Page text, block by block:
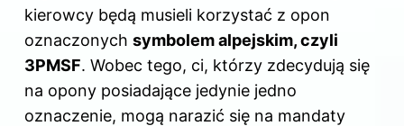
kierowcy będą musieli korzystać z opon
oznaczonych symbolem alpejskim, czyli
3PMSF. Wobec tego, ci, którzy zdecydują się
na opony posiadające jedynie jedno
oznaczenie, mogą narazić się na mandaty